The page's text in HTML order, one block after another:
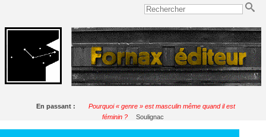
En passant :
Pourquoi « genre » est masculin même quand il est
féminin ?
Soulignac